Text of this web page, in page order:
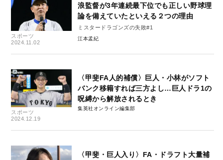
スポーツ
2024.11.02
浪監督が3年連続最下位でも正しい野球理
論を備えていたといえる２つの理由
ミスタードラゴンズの失敗#1
江本孟紀
スポーツ
2024.12.19
〈甲斐FA人的補償〉巨人・小林がソフト
バンク移籍すれば三方よし…巨人ドラ1の
呪縛から解放されるとき
集英社オンライン編集部
〈甲斐・巨人入り〉FA・ドラフト大量補